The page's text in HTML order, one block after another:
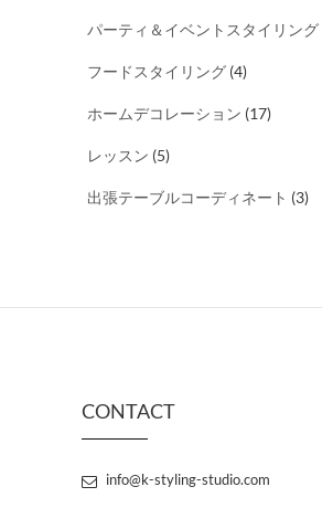
パーティ＆イベントスタイリング
フードスタイリング (4)
ホームデコレーション (17)
レッスン (5)
出張テーブルコーディネート (3)
CONTACT
info@k-styling-studio.com